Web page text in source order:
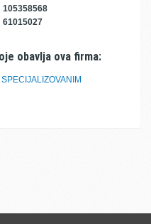
105358568
61015027
obavlja ova firma: